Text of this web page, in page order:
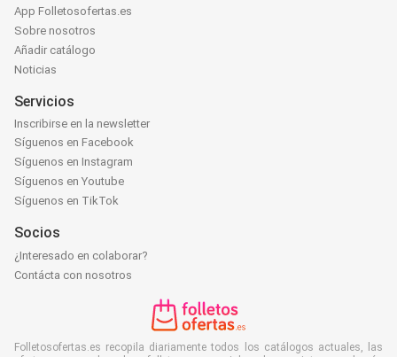
App Folletosofertas.es
Sobre nosotros
Añadir catálogo
Noticias
Servicios
Inscribirse en la newsletter
Síguenos en Facebook
Síguenos en Instagram
Síguenos en Youtube
Síguenos en TikTok
Socios
¿Interesado en colaborar?
Contácta con nosotros
Folletosofertas.es recopila diariamente todos los catálogos actuales, las